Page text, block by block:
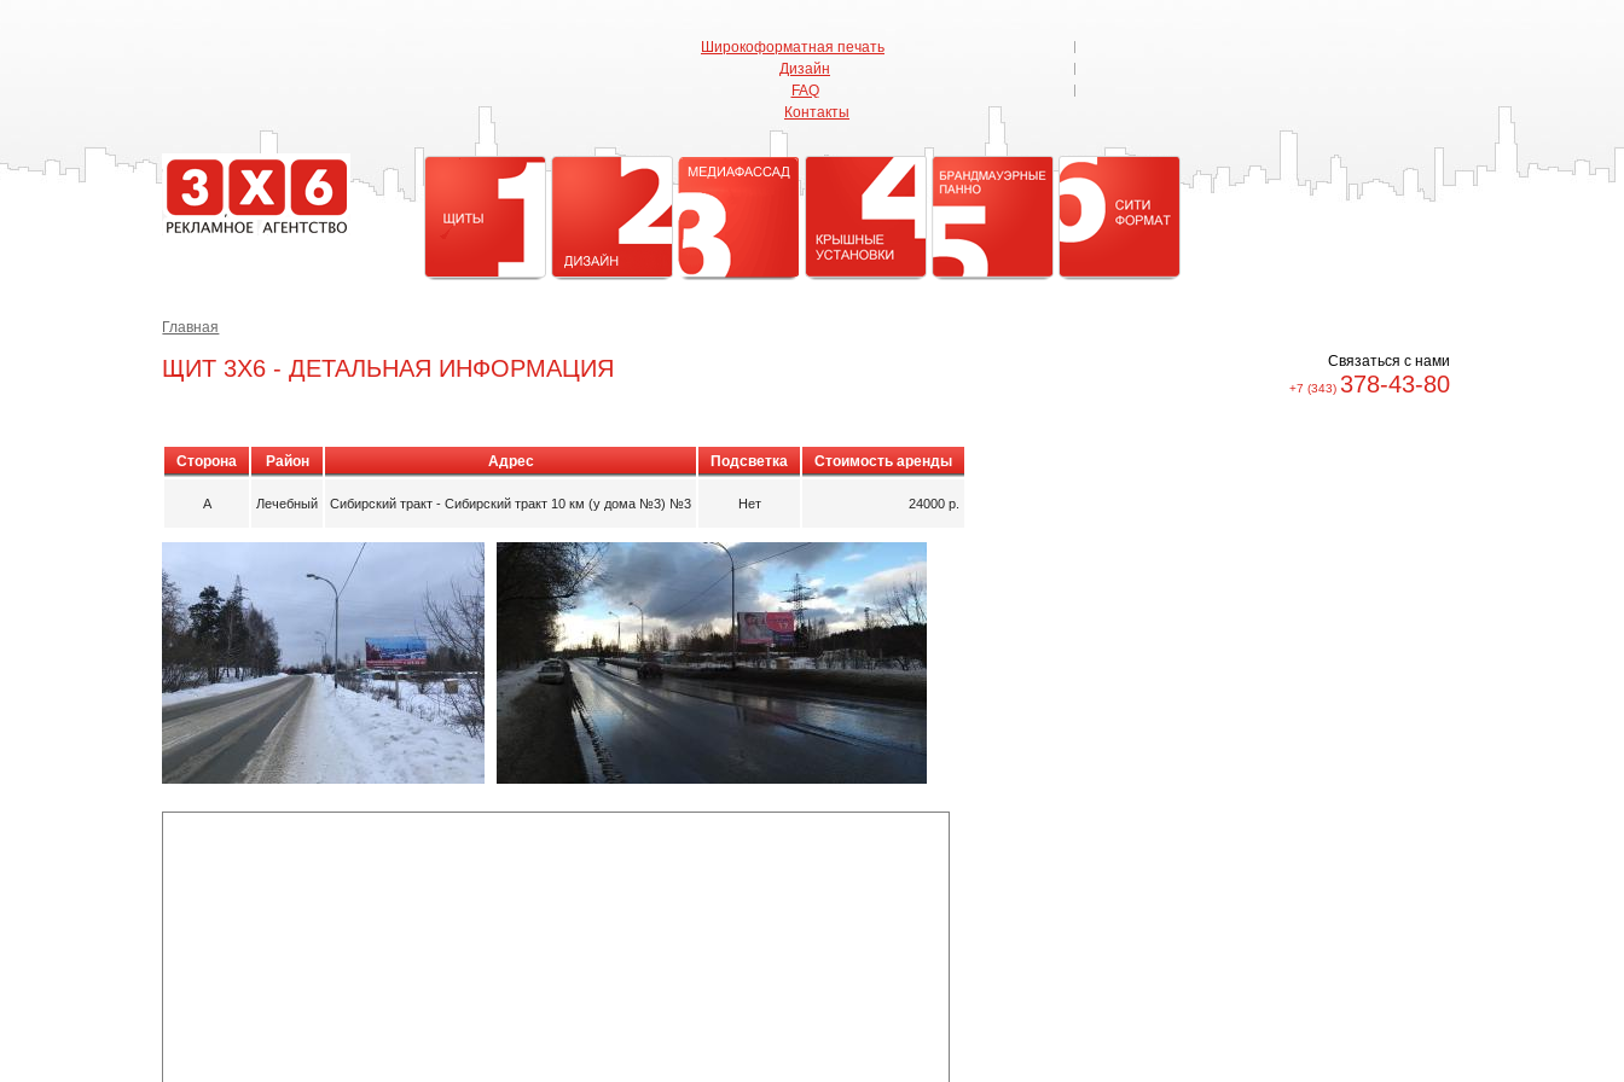
Широкоформатная печать
Дизайн
FAQ
Контакты
Главная
ЩИТ 3X6 - ДЕТАЛЬНАЯ ИНФОРМАЦИЯ Cвязаться с нами
+7 (343) 378-43-80
Сторона Район Адрес Подсветка Стоимость аренды
A Лечебный Сибирский тракт - Сибирский тракт 10 км (у дома №3) №3 Нет 24000 р.